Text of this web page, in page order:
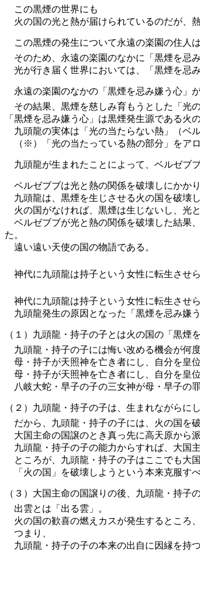
この黒煙の世界にも
火の国の光と熱が届けられているのだが、
この黒煙の発生について永遠の楽園の住人は
そのため、永遠の楽園のなかに「黒煙を忌
光が行き届く世界においては、「黒煙を忌
永遠の楽園のなかの「黒煙を忌み嫌う心」
その結果、黒煙を慈しみ育もうとした「光
「黒煙を忌み嫌う心」は黒煙発生源である火
九頭龍の実体は「光の当たらない熱」（ベ
（※）「光の当たっている熱の部分」をアロ
九頭龍が生まれたことによって、ベルゼブ
ベルゼブブは光と熱の関係を破壊しにかかり
九頭龍は、黒煙を生じさせる火の国を破壊し
火の国がなければ、黒煙は生じないし、光
ベルゼブブが光と熱の関係を破壊した結果
た。
遠い遠い天使の国の物語である。
神代に九頭龍は持子という女性に転生させら
神代に九頭龍は持子という女性に転生させ
九頭龍発生の原因となった「黒煙を忌み嫌
（１）九頭龍・持子の子とは火の国の「黒煙
九頭龍・持子の子には悔い改める機会が何
母・持子が天照神を亡き者にし、自分を皇
母・持子が天照神を亡き者にし、自分を皇
八岐大蛇・早子の子の三女神が母・早子の
（２）九頭龍・持子の子は、生まれながらに
だから、九頭龍・持子の子には、火の国を
大国主命の国譲のとき真っ先に高天原から
九頭龍・持子の子の能力からすれば、大国
ところが、九頭龍・持子の子はここでも大
「火の国」を破壊しようという本来克服す
（３）大国主命の国譲りの後、九頭龍・持子
出雲とは「出る雲」。
火の国の歓喜の燃えカスが発生するところ
つまり、
九頭龍・持子の子の本来の出自に因縁を持